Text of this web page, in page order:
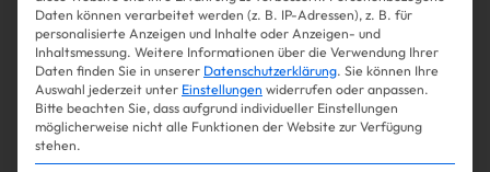
Daten können verarbeitet werden (z. B. IP-Adressen), z. B. für
personalisierte Anzeigen und Inhalte oder Anzeigen- und
Inhaltsmessung. Weitere Informationen über die Verwendung Ihrer
Daten finden Sie in unserer Datenschutzerklärung. Sie können Ihre
Auswahl jederzeit unter Einstellungen widerrufen oder anpassen.
Bitte beachten Sie, dass aufgrund individueller Einstellungen
möglicherweise nicht alle Funktionen der Website zur Verfügung
stehen.